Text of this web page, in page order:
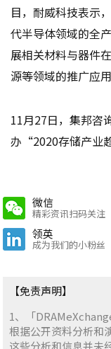
目，耐威科技表示
代半导体领域的全
展相关材料与器件
源等领域的推广应用
11月27日，集邦咨
办“2020存储产业
微信
精彩资讯扫码关注
领英
成为我们的小粉丝
【免责声明】
1、「
根据公开资料分析和
这些分析和信息并未